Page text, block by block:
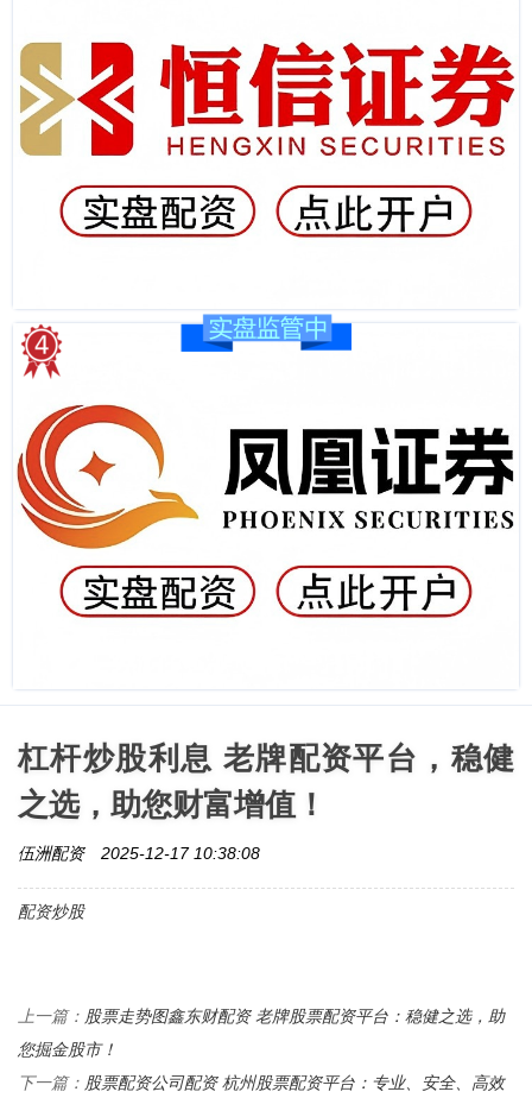
杠杆炒股利息 老牌配资平台，稳健
之选，助您财富增值！
伍洲配资 2025-12-17 10:38:08
配资炒股
上一篇： 股票走势图鑫东财配资 老牌股票配资平台：稳健之选，助
您掘金股市！
下一篇： 股票配资公司配资 杭州股票配资平台：专业、安全、高效